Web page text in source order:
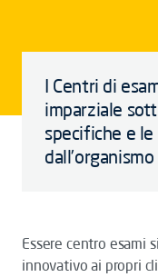
I Centri di
imparziale
specifiche e
Essere centro esami
innovativo ai propri